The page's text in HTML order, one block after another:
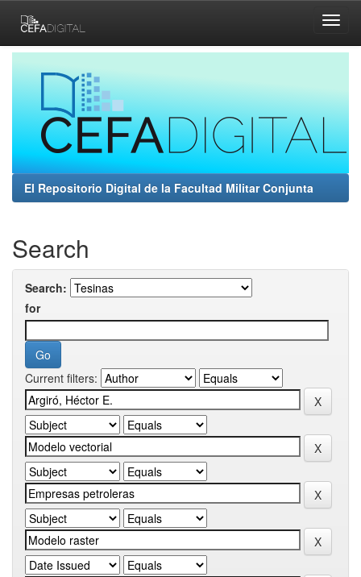
navigation
El Repositorio Digital de la Facultad Militar Conjunta
Search
Search:
for
Current filters: